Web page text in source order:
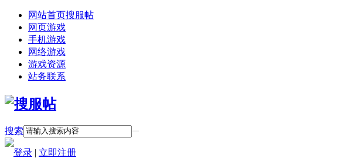
网站首页搜服帖
网页游戏
手机游戏
网络游戏
游戏资源
站务联系
搜索
登录 | 立即注册